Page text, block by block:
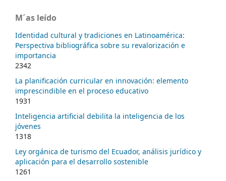
M´as leído
Identidad cultural y tradiciones en Latinoamérica:
Perspectiva bibliográfica sobre su revalorización e
importancia
2342
La planificación curricular en innovación: elemento
imprescindible en el proceso educativo
1931
Inteligencia artificial debilita la inteligencia de los
jóvenes
1318
Ley orgánica de turismo del Ecuador, análisis jurídico y
aplicación para el desarrollo sostenible
1261